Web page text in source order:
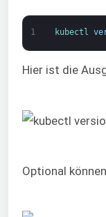
1 kubectl
Hier ist die
Optional